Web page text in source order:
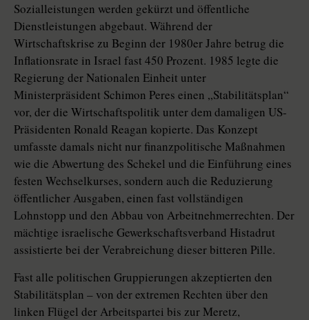
Sozialleistungen werden gekürzt und öffentliche
Dienstleistungen abgebaut. Während der
Wirtschaftskrise zu Beginn der 1980er Jahre betrug die
Inflationsrate in Israel fast 450 Prozent. 1985 legte die
Regierung der Nationalen Einheit unter
Ministerpräsident Schimon Peres einen „Stabilitätsplan“
vor, der die Wirtschaftspolitik unter dem damaligen US-
Präsidenten Ronald Reagan kopierte. Das Konzept
umfasste damals nicht nur finanzpolitische Maßnahmen
wie die Abwertung des Schekel und die Einführung eines
festen Wechselkurses, sondern auch die Reduzierung
öffentlicher Ausgaben, einen fast vollständigen
Lohnstopp und den Abbau von Arbeitnehmerrechten. Der
mächtige israelische Gewerkschaftsverband Histadrut
assistierte bei der Verabreichung dieser bitteren Pille.
Fast alle politischen Gruppierungen akzeptierten den
Stabilitätsplan – von der extremen Rechten über den
linken Flügel der Arbeitspartei bis zur Meretz,